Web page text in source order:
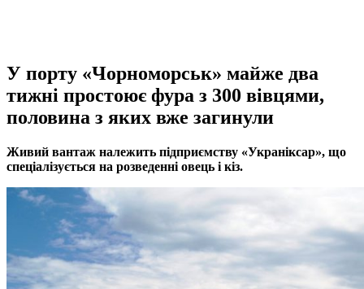
У порту «Чорноморськ» майже два
тижні простоює фура з 300 вівцями,
половина з яких вже загинули
Живий вантаж належить підприємству «Украніксар», що
спеціалізується на розведенні овець і кіз.